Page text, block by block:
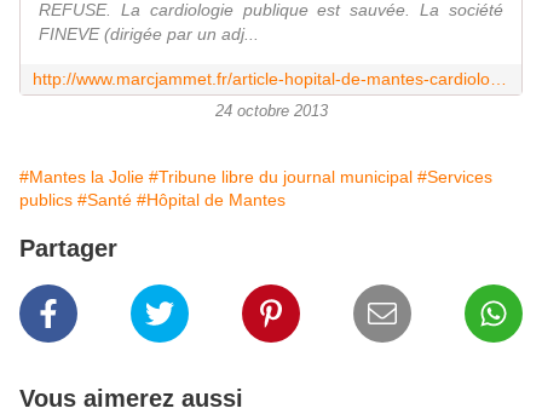
REFUSE. La cardiologie publique est sauvée. La société
FINEVE (dirigée par un adj...
24 octobre 2013
#Mantes la Jolie #Tribune libre du journal municipal #Services
publics #Santé #Hôpital de Mantes
Partager
Vous aimerez aussi